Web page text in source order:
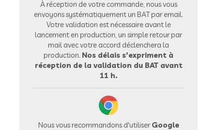
À réception de votre commande, nous vous
envoyons systématiquement un BAT par email.
Votre validation est nécessaire avant le
lancement en production, un simple retour par
mail avec votre accord déclenchera la
production. Nos délais s’expriment à
réception de la validation du BAT avant
11 h.
Nous vous recommandons d'utiliserGoogle